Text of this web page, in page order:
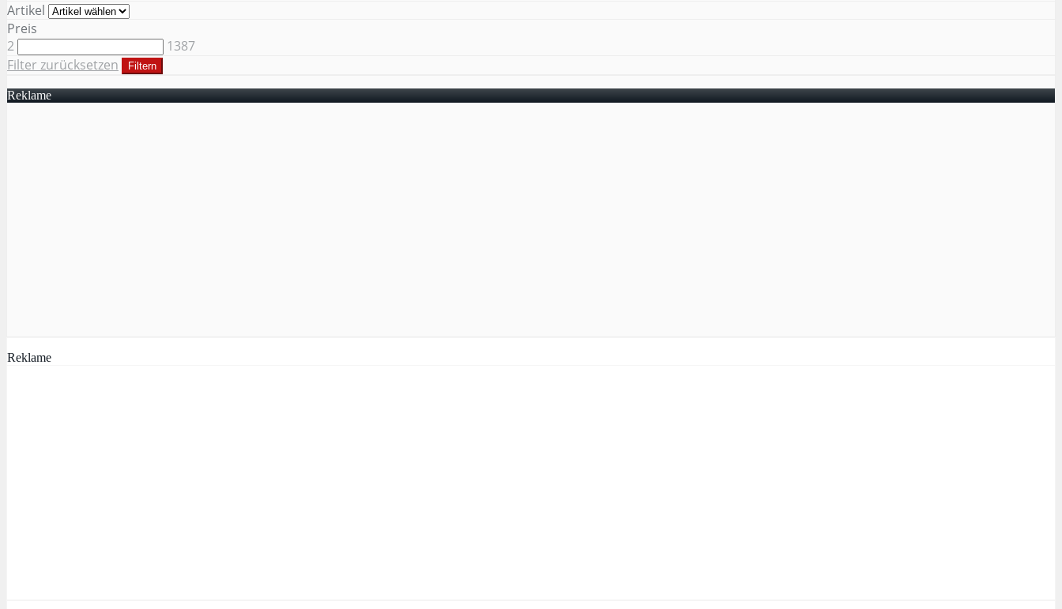
Artikel
Preis
2
1387
Filter zurücksetzen
Filtern
Reklame
Reklame